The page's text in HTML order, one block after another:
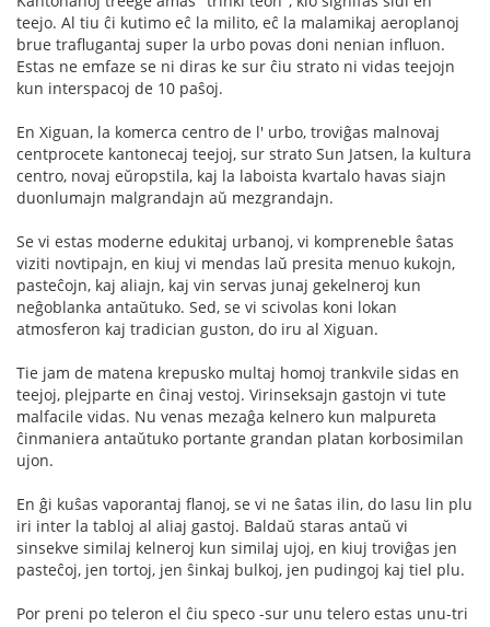
teejo. Al tiu ĉi kutimo eĉ la milito, eĉ la malamikaj aeroplanoj
brue traflugantaj super la urbo povas doni nenian influon.
Estas ne emfaze se ni diras ke sur ĉiu strato ni vidas teejojn
kun interspacoj de 10 paŝoj.
En Xiguan, la komerca centro de l' urbo, troviĝas malnovaj
centprocete kantonecaj teejoj, sur strato Sun Jatsen, la kultura
centro, novaj eŭropstila, kaj la laboista kvartalo havas siajn
duonlumajn malgrandajn aŭ mezgrandajn.
Se vi estas moderne edukitaj urbanoj, vi kompreneble ŝatas
viziti novtipajn, en kiuj vi mendas laŭ presita menuo kukojn,
pasteĉojn, kaj aliajn, kaj vin servas junaj gekelneroj kun
neĝoblanka antaŭtuko. Sed, se vi scivolas koni lokan
atmosferon kaj tradician guston, do iru al Xiguan.
Tie jam de matena krepusko multaj homoj trankvile sidas en
teejoj, plejparte en ĉinaj vestoj. Virinseksajn gastojn vi tute
malfacile vidas. Nu venas mezaĝa kelnero kun malpureta
ĉinmaniera antaŭtuko portante grandan platan korbosimilan
ujon.
En ĝi kuŝas vaporantaj flanoj, se vi ne ŝatas ilin, do lasu lin plu
iri inter la tabloj al aliaj gastoj. Baldaŭ staras antaŭ vi
sinsekve similaj kelneroj kun similaj ujoj, en kiuj troviĝas jen
pasteĉoj, jen tortoj, jen ŝinkaj bulkoj, jen pudingoj kaj tiel plu.
Por preni po teleron el ĉiu speco -sur unu telero estas unu-tri